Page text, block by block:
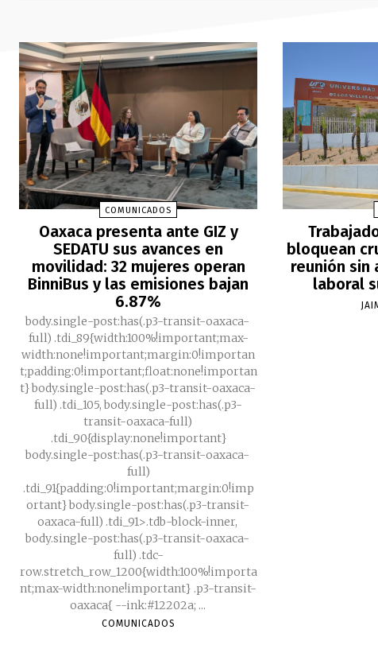
COMUNICADOS
Oaxaca presenta ante GIZ y
SEDATU sus avances en
movilidad: 32 mujeres operan
BinniBus y las emisiones bajan
6.87%
body.single-post:has(.p3-transit-oaxaca-
full) .tdi_89{width:100%!important;max-
width:none!important;margin:0!importan
t;padding:0!important;float:none!importan
t} body.single-post:has(.p3-transit-oaxaca-
full) .tdi_105, body.single-post:has(.p3-
transit-oaxaca-full)
.tdi_90{display:none!important}
body.single-post:has(.p3-transit-oaxaca-
full)
.tdi_91{padding:0!important;margin:0!imp
ortant} body.single-post:has(.p3-transit-
oaxaca-full) .tdi_91>.tdb-block-inner,
body.single-post:has(.p3-transit-oaxaca-
full) .tdc-
row.stretch_row_1200{width:100%!importa
nt;max-width:none!important} .p3-transit-
oaxaca{ --ink:#12202a; ...
COMUNICADOS
bloquean
reunión sin
laboral